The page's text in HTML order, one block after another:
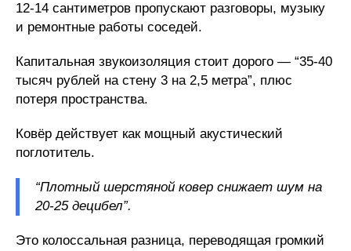
12-14 сантиметров пропускают разговоры, музыку
и ремонтные работы соседей.
Капитальная звукоизоляция стоит дорого — “35-40
тысяч рублей на стену 3 на 2,5 метра”, плюс
потеря пространства.
Ковёр действует как мощный акустический
поглотитель.
“Плотный шерстяной ковер снижает шум на
20-25 децибел”.
Это колоссальная разница, переводящая громкий